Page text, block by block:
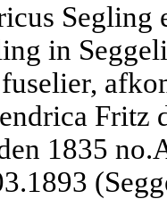
in
Fritz
1835